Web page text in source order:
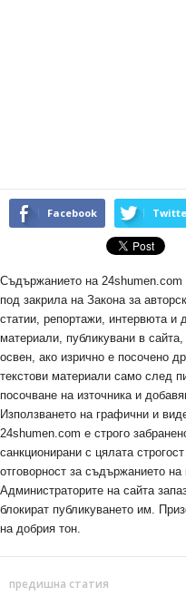
Facebook
Съдържанието на 24shumen.com
под закрила на Закона за
статии, репортажи, интервюта и
материали, публикувани в
освен, ако изрично е посочено
текстови материали само след
посочване на източника и
Използването на графични и
24shumen.com е строго
санкционирани с цялата
отговорност за съдържанието на
Администраторите на сайта
блокират публикуването им.
на добрия тон.
предишна статия